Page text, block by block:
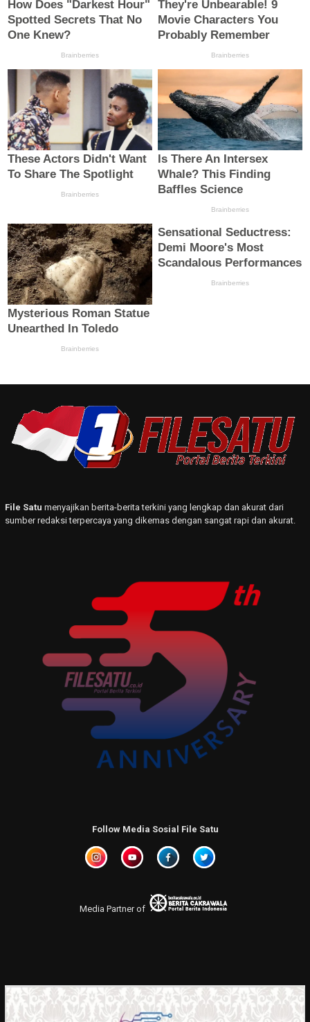
File Satu menyajikan berita-berita terkini yang lengkap dan akurat dari
sumber redaksi terpercaya yang dikemas dengan sangat rapi dan akurat.
Follow Media Sosial File Satu
Media Partner of